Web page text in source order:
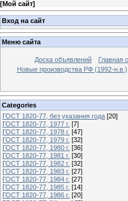
[Мой сайт]
Вход на сайт
Меню сайта
Доска объявлений Главная
Новые производства РФ (1992-н.в.)
Categories
ГОСТ 1820-77, без указания года [20]
ГОСТ 1820-77, 1977 г. [7]
ГОСТ 1820-77, 1978 г. [47]
ГОСТ 1820-77, 1979 г. [32]
ГОСТ 1820-77, 1980 г. [36]
ГОСТ 1820-77, 1981 г. [30]
ГОСТ 1820-77, 1982 г. [32]
ГОСТ 1820-77, 1983 г. [27]
ГОСТ 1820-77, 1984 г. [27]
ГОСТ 1820-77, 1985 г. [14]
ГОСТ 1820-77, 1986 г. [20]